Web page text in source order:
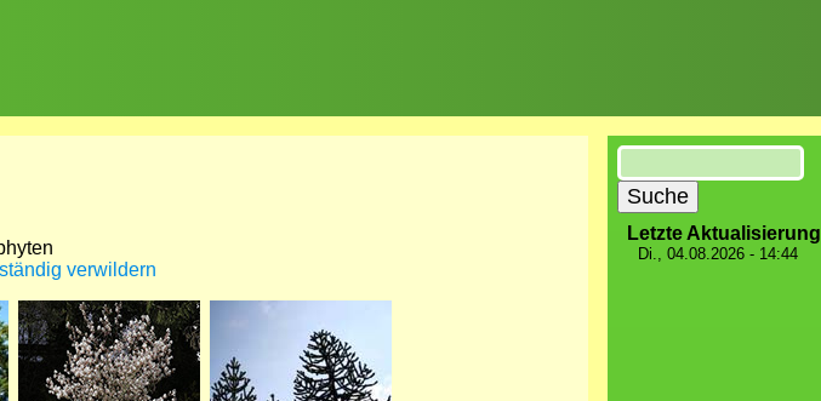
verwildern
Bild
Suche
Letzte Aktualisierung
Di., 04.08.2026 - 14:44